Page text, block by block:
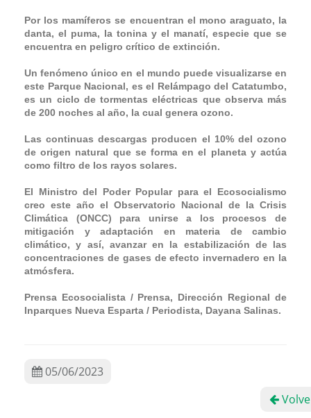
Por los mamíferos se encuentran el mono araguato, la
danta, el puma, la tonina y el manatí, especie que se
encuentra en peligro crítico de extinción.
Un fenómeno único en el mundo puede visualizarse en
este Parque Nacional, es el Relámpago del Catatumbo,
es un ciclo de tormentas eléctricas que observa más
de 200 noches al año, la cual genera ozono.
Las continuas descargas producen el 10% del ozono
de origen natural que se forma en el planeta y actúa
como filtro de los rayos solares.
El Ministro del Poder Popular para el Ecosocialismo
creo este año el Observatorio Nacional de la Crisis
Climática (ONCC) para unirse a los procesos de
mitigación y adaptación en materia de cambio
climático, y así, avanzar en la estabilización de las
concentraciones de gases de efecto invernadero en la
atmósfera.
Prensa Ecosocialista / Prensa, Dirección Regional de
Inparques Nueva Esparta / Periodista, Dayana Salinas.
05/06/2023